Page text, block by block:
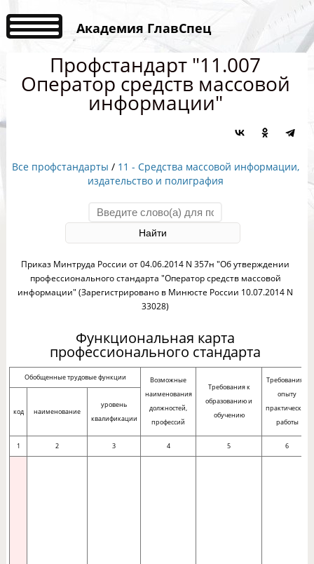
Академия ГлавСпец
Профстандарт "11.007
Оператор средств массовой
информации"
Все профстандарты / 11 - Средства массовой информации,
издательство и полиграфия
Приказ Минтруда России от 04.06.2014 N 357н "Об утверждении
профессионального стандарта "Оператор средств массовой
информации" (Зарегистрировано в Минюсте России 10.07.2014 N
33028)
Функциональная карта
профессионального стандарта
Обобщенные трудовые функции
Возможные
наименования
должностей,
профессий
Требования к
образованию и
обучению
Требования к
опыту
практической
работы
код наименование
уровень
квалификации
1 2 3 4 5 6